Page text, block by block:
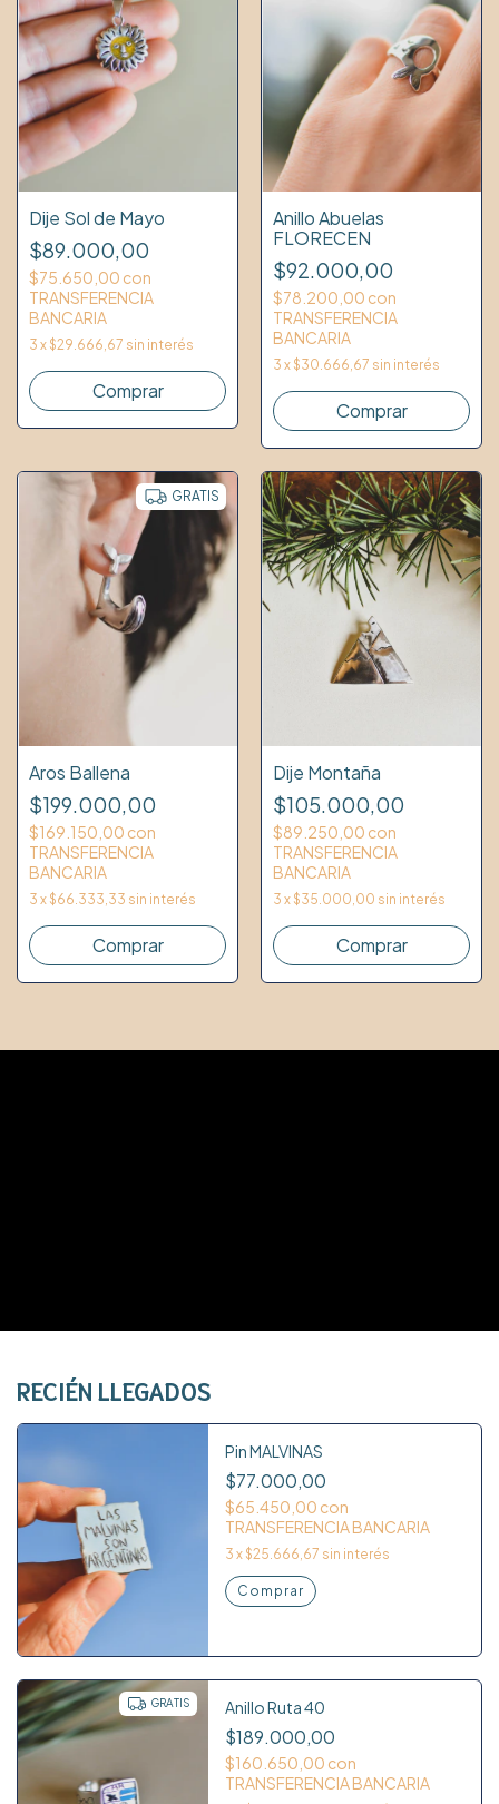
Dije Sol de Mayo
$89.000,00
$75.650,00 con
TRANSFERENCIA
BANCARIA
3 x $29.666,67 sin interés
Anillo Abuelas
FLORECEN
$92.000,00
$78.200,00 con
TRANSFERENCIA
BANCARIA
3 x $30.666,67 sin interés
Comprar
GRATIS
Aros Ballena
$199.000,00
$169.150,00 con
TRANSFERENCIA
BANCARIA
3 x $66.333,33 sin interés
Dije Montaña
$105.000,00
$89.250,00 con
TRANSFERENCIA
BANCARIA
3 x $35.000,00 sin interés
RECIÉN LLEGADOS
Pin MALVINAS
$77.000,00
$65.450,00 con
TRANSFERENCIA BANCARIA
3 x $25.666,67 sin interés
GRATIS Anillo Ruta 40
$189.000,00
$160.650,00 con
TRANSFERENCIA BANCARIA